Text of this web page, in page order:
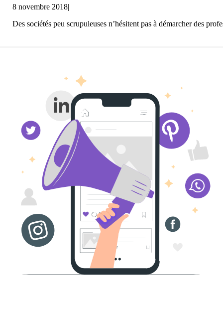
8 novembre 2018|
Des sociétés peu scrupuleuses n’hésitent pas à démarcher des